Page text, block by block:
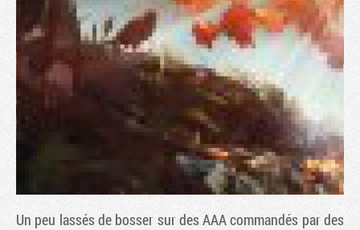
Un peu lassés de bosser sur des AAA commandés par des